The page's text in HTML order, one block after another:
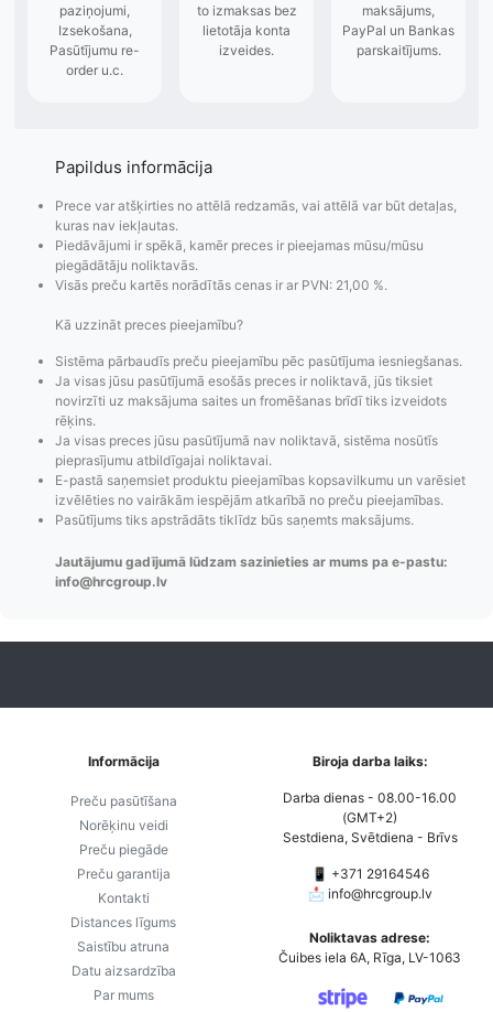
Pasūtījumu statusa
maiņas
paziņojumi,
Izsekošana,
Pasūtījumu re-
order u.c.
piegādes veidi un
to izmaksas bez
lietotāja konta
PayPal
Papildus informācija
Prece var atšķirties no attēlā redzamās, vai attēlā var būt detaļas,
kuras nav iekļautas.
Piedāvājumi ir spēkā, kamēr preces ir pieejamas mūsu/mūsu
piegādātāju noliktavās.
Visās preču kartēs norādītās cenas ir ar PVN: 21,00 %.
Kā uzzināt preces pieejamību?
Sistēma pārbaudīs preču pieejamību pēc pasūtījuma iesniegšanas.
Ja visas jūsu pasūtījumā esošās preces ir noliktavā, jūs tiksiet
novirzīti uz maksājuma saites un fromēšanas brīdī tiks izveidots
rēķins.
Ja visas preces jūsu pasūtījumā nav noliktavā, sistēma nosūtīs
pieprasījumu atbildīgajai noliktavai.
E-pastā saņemsiet produktu pieejamības kopsavilkumu un varēsiet
izvēlēties no vairākām iespējām atkarībā no preču pieejamības.
Pasūtījums tiks apstrādāts tiklīdz būs saņemts maksājums.
Jautājumu gadījumā lūdzam sazinieties ar mums pa e-pastu:
info@hrcgroup.lv
Informācija
Preču pasūtīšana
Norēķinu veidi
Preču piegāde
Preču garantija
Kontakti
Distances līgums
Saistību atruna
Datu aizsardzība
Par mums
Biroja darba laiks:
Darba dienas - 08.00-16.00
(GMT+2)
Sestdiena, Svētdiena - Brīvs
📱 +371 29164546
📩 info@hrcgroup.lv
Noliktavas adrese:
Čuibes iela 6A, Rīga, LV-1063